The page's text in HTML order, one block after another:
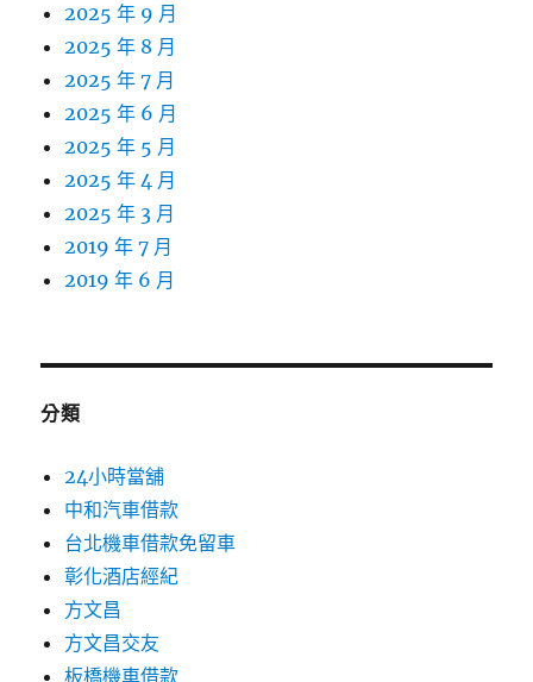
2025 年 9 月
2025 年 8 月
2025 年 7 月
2025 年 6 月
2025 年 5 月
2025 年 4 月
2025 年 3 月
2019 年 7 月
2019 年 6 月
分類
24小時當舖
中和汽車借款
台北機車借款免留車
彰化酒店經紀
方文昌
方文昌交友
板橋機車借款